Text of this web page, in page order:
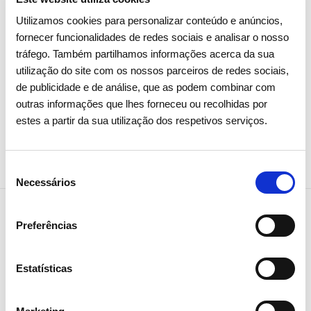
Utilizamos cookies para personalizar conteúdo e anúncios,
fornecer funcionalidades de redes sociais e analisar o nosso
tráfego. Também partilhamos informações acerca da sua
utilização do site com os nossos parceiros de redes sociais,
de publicidade e de análise, que as podem combinar com
outras informações que lhes forneceu ou recolhidas por
estes a partir da sua utilização dos respetivos serviços.
Necessários
Preferências
Estatísticas
com larga maioria
Investidores Institucional
Receba todos os detalhes da
operação,